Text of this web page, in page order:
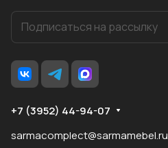
+7 (3952) 44-94-07
sarmacomplect@sarmamebel.ru